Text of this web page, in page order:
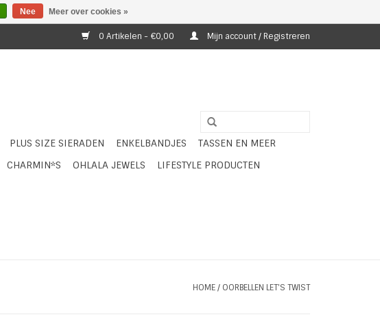
0 Artikelen - €0,00 Mijn account / Registreren
PLUS SIZE SIERADEN ENKELBANDJES
TASSEN EN MEER
CHARMIN*S OHLALA JEWELS
LIFESTYLE PRODUCTEN
HOME/ OORBELLEN LET'S TWIST
Nee Meer over cookies »